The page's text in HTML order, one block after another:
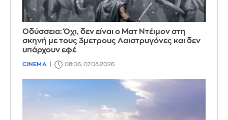
Οδύσσεια: Όχι, δεν είναι ο Ματ Ντέιμον στη
σκηνή με τους 3μετρους Λαιστρυγόνες και δεν
υπάρχουν εφέ
CINEMA 08:06, 07.08.2026